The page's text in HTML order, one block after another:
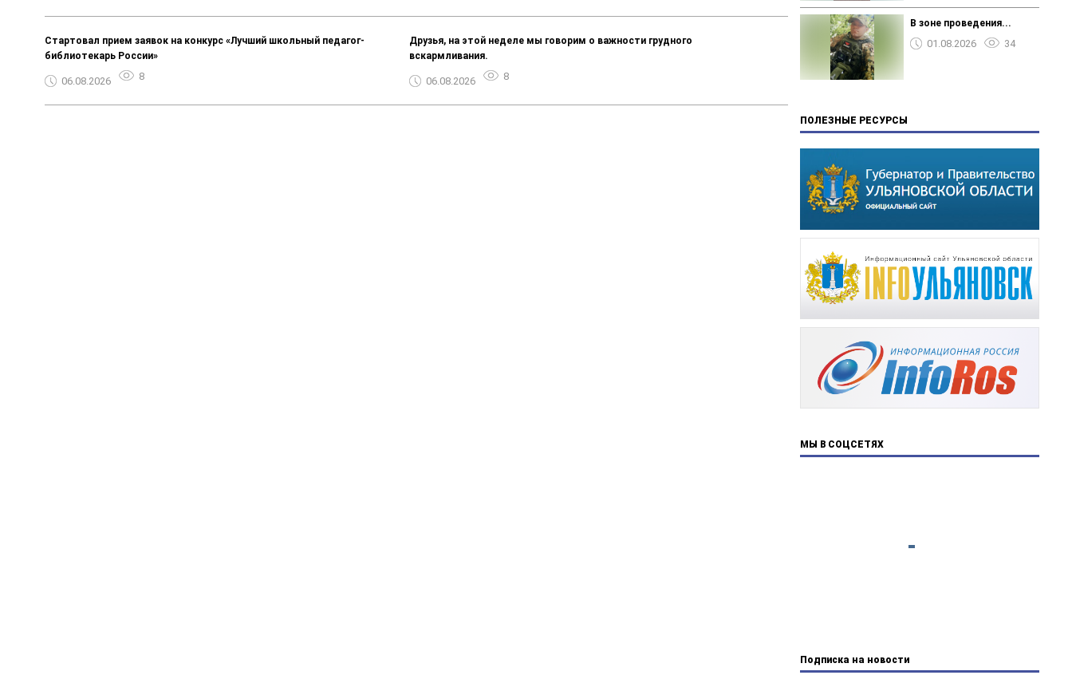
Стартовал прием заявок на конкурс «Лучший школьный педагог-
библиотекарь России»
06.08.2026 8
Друзья, на этой неделе мы говорим о важности грудного
вскармливания.
06.08.2026 8
В зоне проведения...
01.08.2026 34
ПОЛЕЗНЫЕ РЕСУРСЫ
МЫ В СОЦСЕТЯХ
Подписка на новости